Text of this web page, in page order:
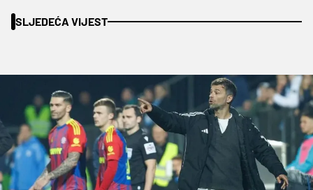
SLJEDEĆA VIJEST